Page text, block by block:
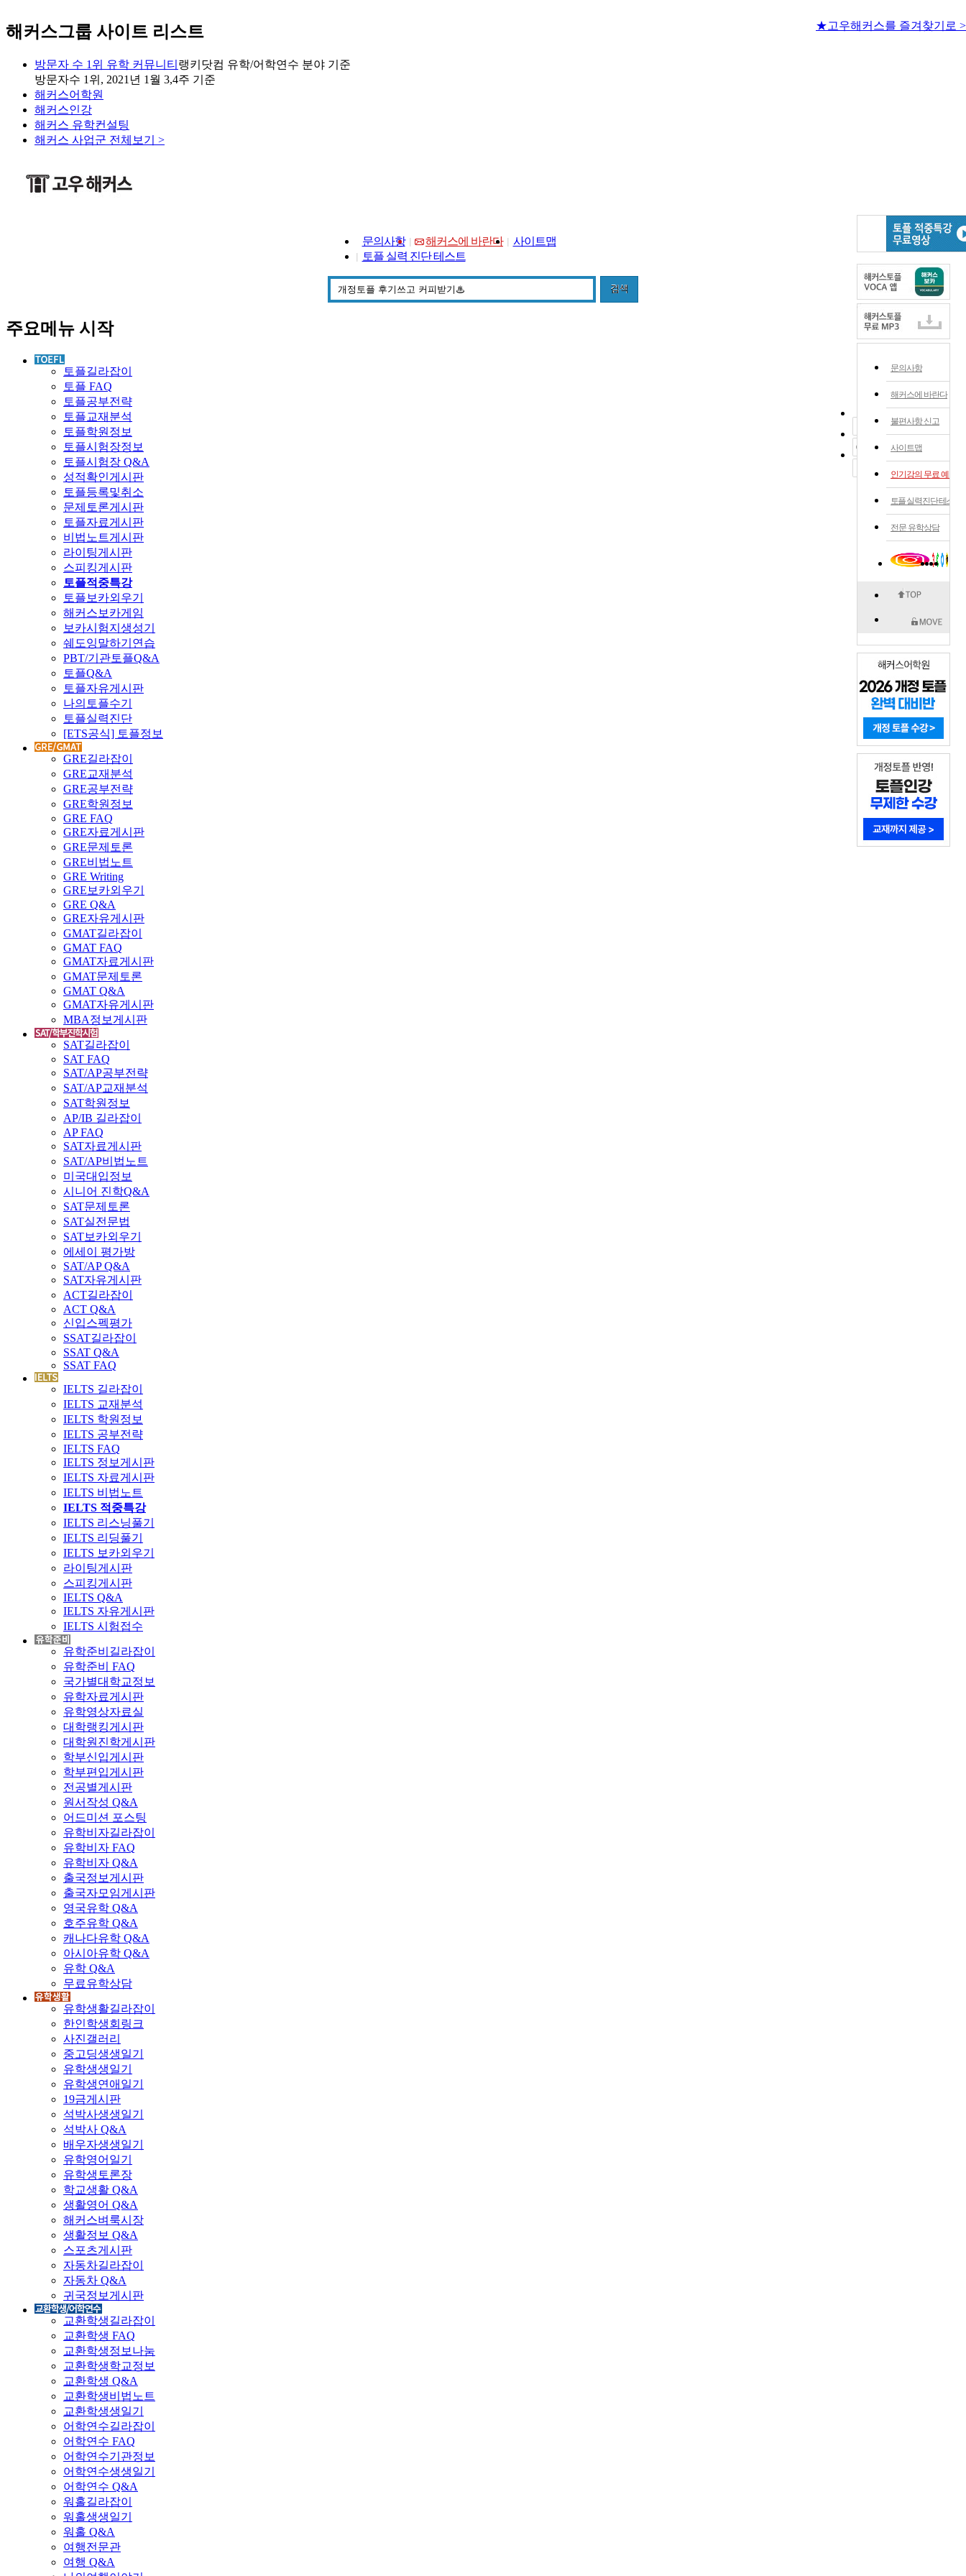
해커스그룹 사이트 리스트
방문자 수 1위 유학 커뮤니티 랭키닷컴 유학/어학연수 분야 기준
방문자수 1위, 2021년 1월 3,4주 기준
해커스어학원
해커스인강
해커스 유학컨설팅
해커스 사업군 전체보기 >
문의사항 해커스에 바란다
사이트맵
토플 실력 진단 테스트
★고우해커스를 즐겨찾기로 >
검색
주요메뉴 시작
토플길라잡이
토플 FAQ
토플공부전략
토플교재분석
토플학원정보
토플시험장정보
토플시험장 Q&A
성적확인게시판
토플등록및취소
문제토론게시판
토플자료게시판
비법노트게시판
라이팅게시판
스피킹게시판
토플적중특강
토플보카외우기
해커스보카게임
보카시험지생성기
쉐도잉말하기연습
PBT/기관토플Q&A
토플Q&A
토플자유게시판
나의토플수기
토플실력진단
[ETS공식] 토플정보
GRE길라잡이
GRE교재분석
GRE공부전략
GRE학원정보
GRE FAQ
GRE자료게시판
GRE문제토론
GRE비법노트
GRE Writing
GRE보카외우기
GRE Q&A
GRE자유게시판
GMAT길라잡이
GMAT FAQ
GMAT자료게시판
GMAT문제토론
GMAT Q&A
GMAT자유게시판
MBA정보게시판
SAT길라잡이
SAT FAQ
SAT/AP공부전략
SAT/AP교재분석
SAT학원정보
AP/IB 길라잡이
AP FAQ
SAT자료게시판
SAT/AP비법노트
미국대입정보
시니어 진학Q&A
SAT문제토론
SAT실전문법
SAT보카외우기
에세이 평가방
SAT/AP Q&A
SAT자유게시판
ACT길라잡이
ACT Q&A
신입스펙평가
SSAT길라잡이
SSAT Q&A
SSAT FAQ
IELTS 길라잡이
IELTS 교재분석
IELTS 학원정보
IELTS 공부전략
IELTS FAQ
IELTS 정보게시판
IELTS 자료게시판
IELTS 비법노트
IELTS 적중특강
IELTS 리스닝풀기
IELTS 리딩풀기
IELTS 보카외우기
라이팅게시판
스피킹게시판
IELTS Q&A
IELTS 자유게시판
IELTS 시험접수
유학준비길라잡이
유학준비 FAQ
국가별대학교정보
유학자료게시판
유학영상자료실
대학랭킹게시판
대학원진학게시판
학부신입게시판
학부편입게시판
전공별게시판
원서작성 Q&A
어드미션 포스팅
유학비자길라잡이
유학비자 FAQ
유학비자 Q&A
출국정보게시판
출국자모임게시판
영국유학 Q&A
호주유학 Q&A
캐나다유학 Q&A
아시아유학 Q&A
유학 Q&A
무료유학상담
유학생활길라잡이
한인학생회링크
사진갤러리
중고딩생생일기
유학생생일기
유학생연애일기
19금게시판
석박사생생일기
석박사 Q&A
배우자생생일기
유학영어일기
유학생토론장
학교생활 Q&A
생활영어 Q&A
해커스벼룩시장
생활정보 Q&A
스포츠게시판
자동차길라잡이
자동차 Q&A
귀국정보게시판
교환학생길라잡이
교환학생 FAQ
교환학생정보나눔
교환학생학교정보
교환학생 Q&A
교환학생비법노트
교환학생생일기
어학연수길라잡이
어학연수 FAQ
어학연수기관정보
어학연수생생일기
어학연수 Q&A
워홀길라잡이
워홀생생일기
워홀 Q&A
여행전문관
여행 Q&A
문의사항
해커스에 바란다
불편사항 신고
사이트맵
인기강의 무료 예약
토플 실력 진단 테스트
전문 유학상담